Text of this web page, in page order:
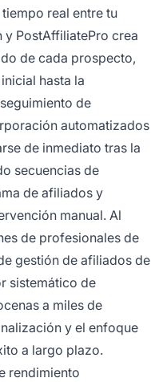
real entre tu
y PostAffiliatePro crea
de cada prospecto,
hasta la
de
automatizados
de inmediato tras la
secuencias de
de afiliados y
manual. Al
de profesionales de
gestión de afiliados de
sistemático de
a miles de
y el enfoque
a largo plazo.
rendimiento